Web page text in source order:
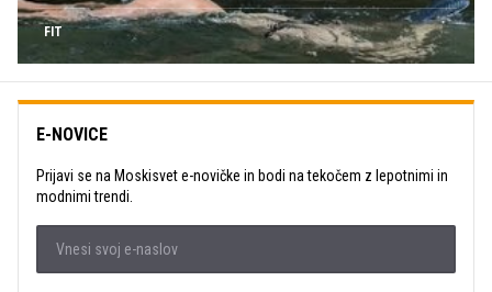
FIT
E-NOVICE
Prijavi se na Moskisvet e-novičke in bodi na tekočem z lepotnimi in
modnimi trendi.